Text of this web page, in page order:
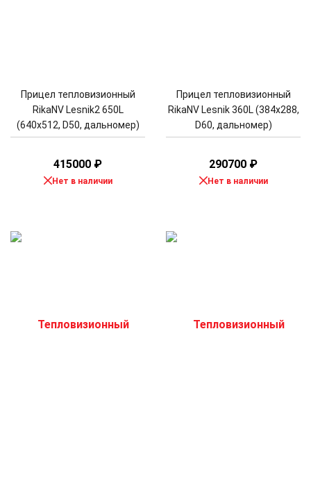
Прицел тепловизионный
RikaNV Lesnik2 650L
(640x512, D50, дальномер)
415000 ₽
Нет в наличии
Прицел тепловизионный
RikaNV Lesnik 360L (384x288,
D60, дальномер)
290700 ₽
Нет в наличии